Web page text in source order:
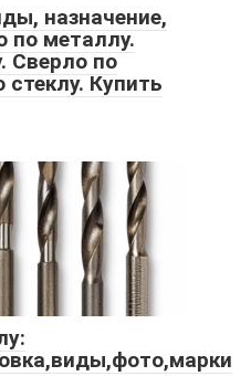
назначение,
по металлу.
Сверло по
стеклу. Купить